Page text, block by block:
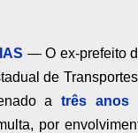
— O ex-prefeito
de
atrês anos
por